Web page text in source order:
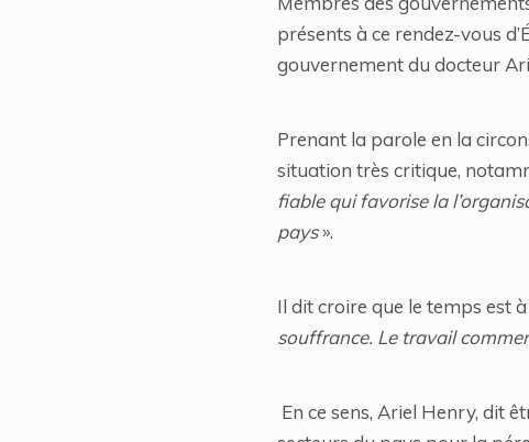
présents à ce rendez-vous
gouvernement du docteur
Prenant la parole en la
situation très critique,
fiable qui favorise la
pays».
Il dit croire que le temps est
souffrance. Le travail
En ce sens, Ariel Henry, dit